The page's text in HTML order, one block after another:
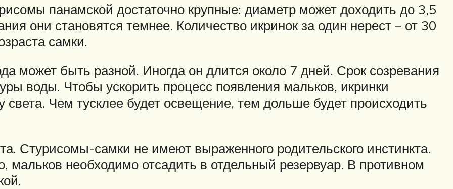
панамской достаточно крупные: диаметр может доходить до 3,5
они становятся темнее. Количество икринок за один нерест – от 30
самки.
может быть разной. Иногда он длится около 7 дней. Срок созревания
воды. Чтобы ускорить процесс появления мальков, икринки
света. Чем тусклее будет освещение, тем дольше будет происходить
Стурисомы-самки не имеют выраженного родительского инстинкта.
мальков необходимо отсадить в отдельный резервуар. В противном